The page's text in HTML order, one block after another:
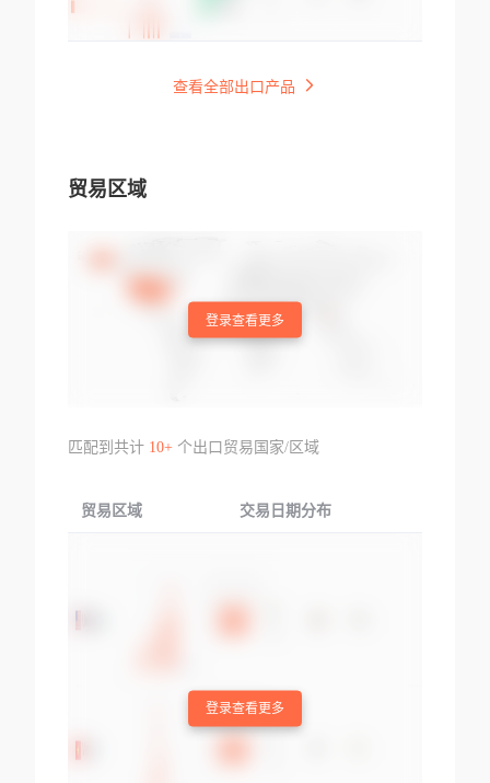
查看全部出口产品
贸易区域
登录查看更多
匹配到共计 10+个出口贸易国家/区域
贸易区域 交易日期分布
登录查看更多